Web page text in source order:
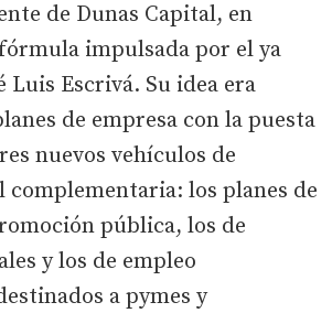
de Dunas Capital, en
impulsada por el ya
Luis Escrivá. Su idea era
de empresa con la puesta
nuevos vehículos de
complementaria: los planes de
pública, los de
y los de empleo
a pymes y